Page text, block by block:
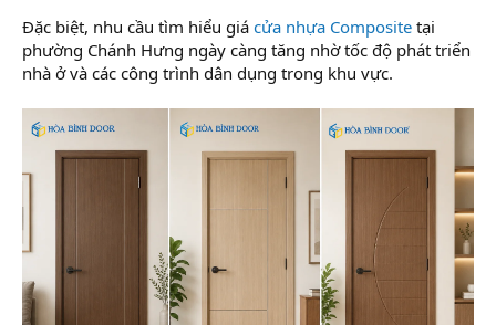
Đặc biệt, nhu cầu tìm hiểu giá cửa nhựa Composite tại
phường Chánh Hưng ngày càng tăng nhờ tốc độ phát triển
nhà ở và các công trình dân dụng trong khu vực.